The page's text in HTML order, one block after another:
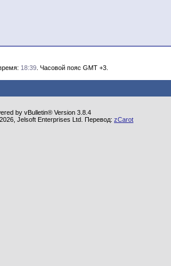
18:39 . Часовой пояс GMT +3.
by vBulletin® Version 3.8.4
Jelsoft Enterprises Ltd. Перевод: zCarot